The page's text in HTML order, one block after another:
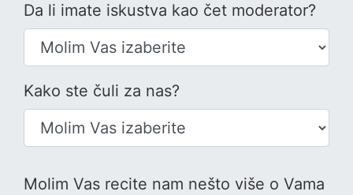
Da li imate iskustva kao čet moderator?
Kako ste čuli za nas?
Molim Vas recite nam nešto više o Vama